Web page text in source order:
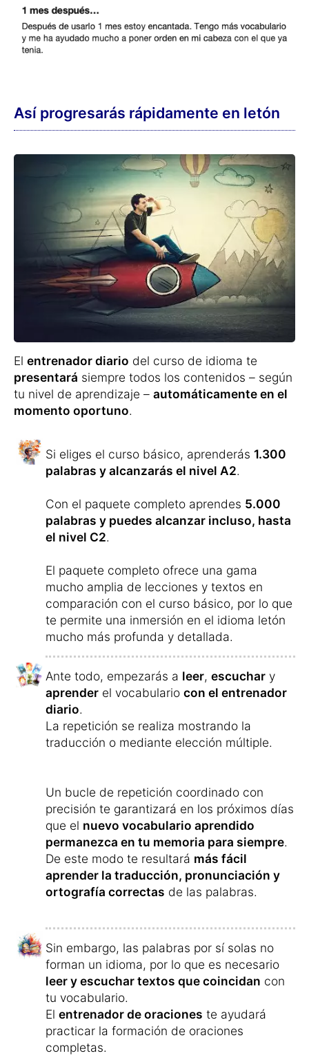
Así progresarás rápidamente en letón
El entrenador diario del curso de idioma te
presentará siempre todos los contenidos – según
tu nivel de aprendizaje – automáticamente en el
momento oportuno.
Si eliges el curso básico, aprenderás 1.300
palabras y alcanzarás el nivel A2.
Con el paquete completo aprendes 5.000
palabras y puedes alcanzar incluso, hasta
el nivel C2.
El paquete completo ofrece una gama
mucho amplia de lecciones y textos en
comparación con el curso básico, por lo que
te permite una inmersión en el idioma letón
mucho más profunda y detallada.
Ante todo, empezarás a leer, escuchar y
aprender el vocabulario con el entrenador
diario.
La repetición se realiza mostrando la
traducción o mediante elección múltiple.
Un bucle de repetición coordinado con
precisión te garantizará en los próximos días
que el nuevo vocabulario aprendido
permanezca en tu memoria para siempre.
De este modo te resultará más fácil
aprender la traducción, pronunciación y
ortografía correctas de las palabras.
Sin embargo, las palabras por sí solas no
forman un idioma, por lo que es necesario
leer y escuchar textos que coincidan con
tu vocabulario.
El entrenador de oraciones te ayudará
practicar la formación de oraciones
completas.